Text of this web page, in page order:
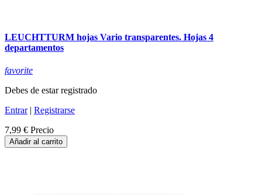
LEUCHTTURM hojas Vario transparentes. Hojas 4
departamentos
favorite
Debes de estar registrado
Entrar| Registrarse
7,99 € Precio
Añadir al carrito